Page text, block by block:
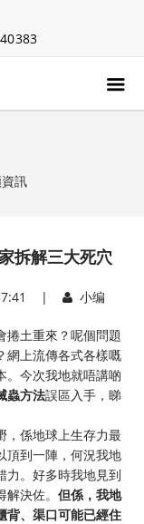
訊
拆解三大死穴
| 小编
捲土重來？呢個問題
網上流傳各式各樣嘅
。今次我地就唔講啲
蟲方法誤區入手，睇
，係地球上生存力最
頂到一陣，何況我地
力。好多時我地見到
解決佐。但係，我地
背、渠口可能已經住